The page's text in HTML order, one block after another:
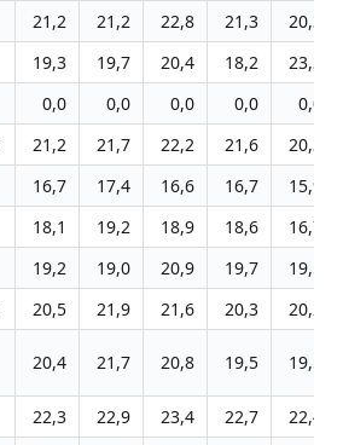
21,2 21,2 22,8 21,3
20,3
19,3 19,7 20,4 18,2
23,3
0,0 0,0 0,0 0,0
0,0
21,2 21,7 22,2 21,6
20,3
16,7 17,4 16,6 16,7
15,9
18,1 19,2 18,9 18,6
16,7
19,2 19,0 20,9 19,7
19,5
20,5 21,9 21,6 20,3
20,2
20,4 21,7 20,8 19,5 19,5
22,3 22,9 23,4 22,7
22,4